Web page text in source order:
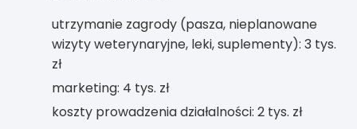
utrzymanie zagrody (pasza, nieplanowane
wizyty weterynaryjne, leki, suplementy): 3 tys.
zł
marketing: 4 tys. zł
koszty prowadzenia działalności: 2 tys. zł